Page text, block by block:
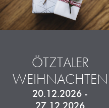
ÖTZTALER
WEIHNACHTEN
20.12.2026 -